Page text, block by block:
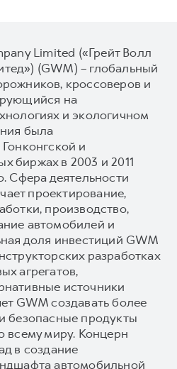
Limited («Грейт Волл
(GWM) – глобальный
кроссоверов и
на
и экологичном
была
и
биржах в 2003 и 2011
Сфера деятельности
проектирование,
производство,
автомобилей и
доля инвестиций GWM
разработках
агрегатов,
источники
GWM создавать более
безопасные продукты
всему миру. Концерн
в создание
автомобильной